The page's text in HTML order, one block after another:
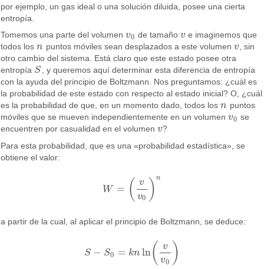
por ejemplo, un gas ideal o una solución diluida, posee una cierta
entropía.
Tomemos una parte del volumenv0
v0 de tamaño v
ve imaginemos que
todos losn
n puntos móviles sean desplazados a este volumen v
v, sin
otro cambio del sistema. Está claro que este estado posee otra
entropía S
S , y queremos aquí determinar esta diferencia de entropía
con la ayuda del principio de Boltzmann. Nos preguntamos: ¿cuál es
la probabilidad de este estado con respecto al estado inicial? O, ¿cuál
es la probabilidad de que, en un momento dado, todos losn
n puntos
móviles que se mueven independientemente en un volumenv0
v0 se
encuentren por casualidad en el volumenv
v?
Para esta probabilidad, que es una «probabilidad estadística», se
obtiene el valor:
W = (
v
v0 ) n
W= v v0)n
a partir de la cual, al aplicar el principio de Boltzmann, se deduce:
S − S0 = kn ln(
v
v0 )
S−S 0= knln(vv0 )